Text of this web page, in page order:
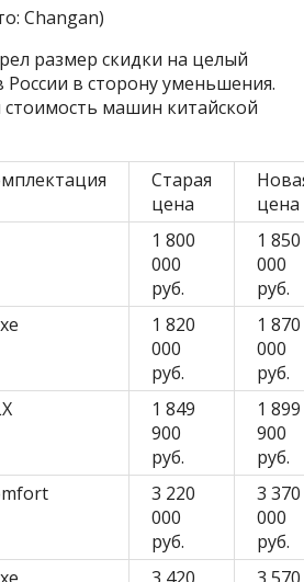
Changan)
размер скидки на целый
в сторону уменьшения.
стоимость машин китайской
Старая
цена
цена
1 800
000
руб.
1 850
000
руб.
1 820
000
руб.
1 870
000
руб.
1 849
900
руб.
1 899
900
руб.
3 220
000
руб.
3 370
000
руб.